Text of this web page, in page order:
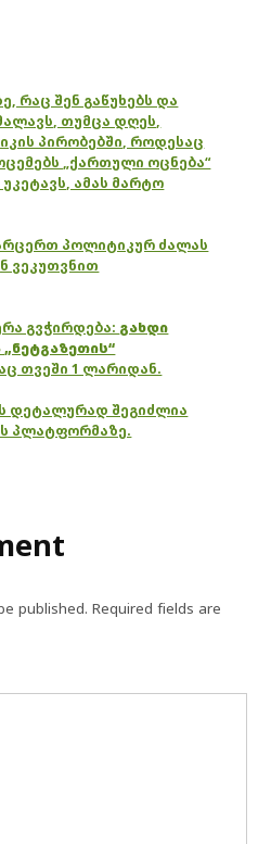
რაც შენ გაწუხებს და
თუმცა დღეს,
პირობებში, როდესაც
„ქართული ოცნება“
ამას მარტო
პოლიტიკურ ძალას
ვეკუთვნით
გვჭირდება: გახდი
თვეში 1 ლარიდან.
დეტალურად შეგიძლია
პლატფორმაზე.
published. Required fields are